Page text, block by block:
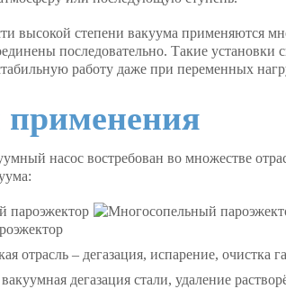
высокой степени вакуума применяются
последовательно. Такие установки
работу даже при переменных
насос востребован во множестве
отрасль – дегазация, испарение, очистка
дегазация стали, удаление